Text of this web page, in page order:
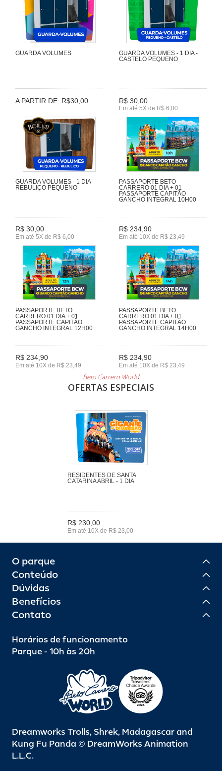
GUARDA VOLUMES
A PARTIR DE: R$30,00
GUARDA VOLUMES - 1 DIA -
CASTELO PEQUENO
R$ 30,00
Em até 5X de R$ 6,00
GUARDA VOLUMES - 1 DIA -
REBULIÇO PEQUENO
R$ 30,00
Em até 5X de R$ 6,00
PASSAPORTE BETO
CARRERO 01 DIA + 01
PASSAPORTE CAPITÃO
GANCHO INTEGRAL 10H00
R$ 234,90
Em até 10X de R$ 23,49
PASSAPORTE BETO
CARRERO 01 DIA + 01
PASSAPORTE CAPITÃO
GANCHO INTEGRAL 12H00
R$ 234,90
Em até 10X de R$ 23,49
PASSAPORTE BETO
CARRERO 01 DIA + 01
PASSAPORTE CAPITÃO
GANCHO INTEGRAL 14H00
R$ 234,90
Em até 10X de R$ 23,49
Beto Carrero World
OFERTAS ESPECIAIS
RESIDENTES DE SANTA
CATARINA ABRIL - 1 DIA
R$ 230,00
Em até 10X de R$ 23,00
O parque
Conteúdo
Dúvidas
Benefícios
Contato
Horários de funcionamento
Parque - 10h às 20h
Dreamworks Trolls, Shrek, Madagascar and
Kung Fu Panda © DreamWorks Animation
L.L.C.